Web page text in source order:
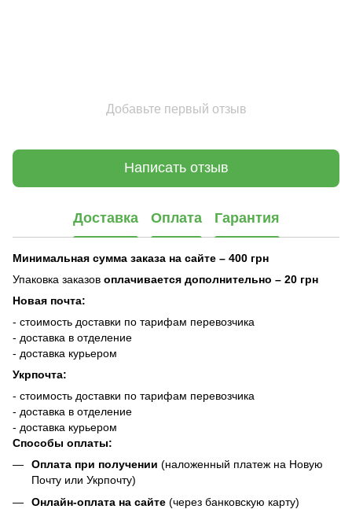
Добавьте первый отзыв
Написать отзыв
Доставка Оплата Гарантия
Минимальная сумма заказа на сайте – 400 грн
Упаковка заказов оплачивается дополнительно – 20 грн
Новая почта:
- стоимость доставки по тарифам перевозчика
- доставка в отделение
- доставка курьером
Укрпочта:
- стоимость доставки по тарифам перевозчика
- доставка в отделение
- доставка курьером
Способы оплаты:
Оплата при получении (наложенный платеж на Новую
Почту или Укрпочту)
Онлайн-оплата на сайте (через банковскую карту)